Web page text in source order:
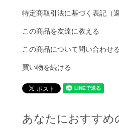
特定商取引法に基づく表記（返
この商品を友達に教える
この商品について問い合わせる
買い物を続ける
あなたにおすすめ